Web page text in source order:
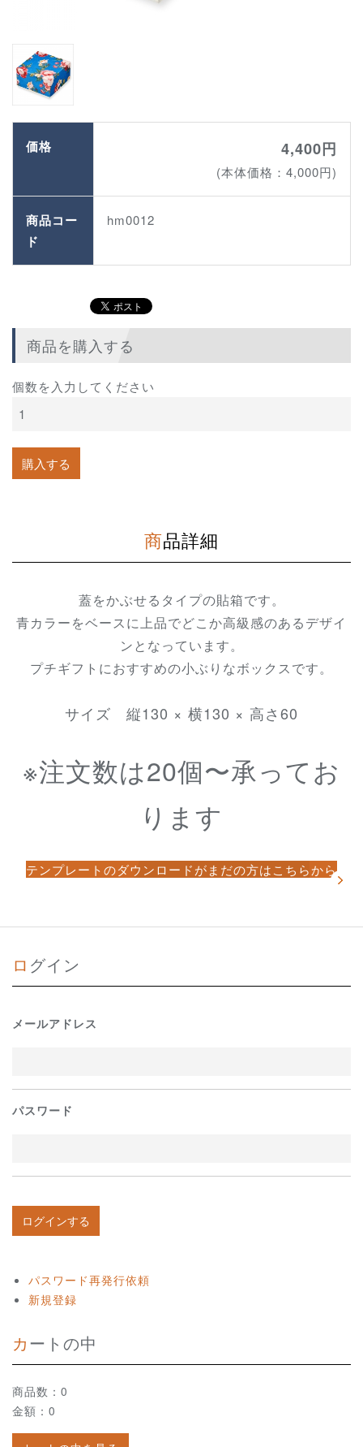
価格 4,400円
(本体価格：4,000円)
商品コー
ド
hm0012
商品を購入する
個数を入力してください
商品詳細
蓋をかぶせるタイプの貼箱です。
青カラーをベースに上品でどこか高級感のあるデザイ
ンとなっています。
プチギフトにおすすめの小ぶりなボックスです。
サイズ 縦130 × 横130 × 高さ60
※注文数は20個〜承ってお
ります
テンプレートのダウンロードがまだの方はこちらから
ログイン
メールアドレス
パスワード
パスワード再発行依頼
新規登録
カートの中
商品数：0
金額：0